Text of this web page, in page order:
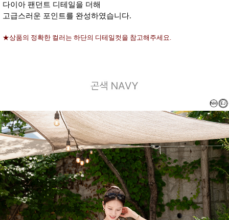
다이아 팬던트 디테일을 더해
고급스러운 포인트를 완성하였습니다.
★상품의 정확한 컬러는 하단의 디테일컷을 참고해주세요.